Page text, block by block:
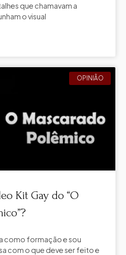
que chamavam a
o visual
OPINIÃO
Kit Gay do “O
como formação e sou
com o que deve ser feito e